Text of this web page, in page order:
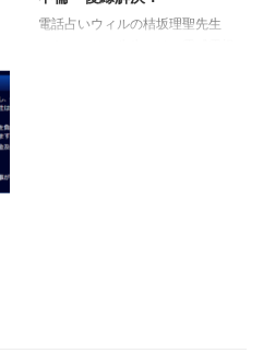
にのってくれますよ♪ さっそく、
電話占いウィルの桔坂理聖先生